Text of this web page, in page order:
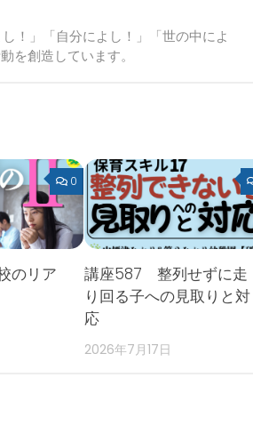
！」「自分によし！」「世の中によ
を創造しています。
0
のリア
講座587 整列せずに走
り回る子への見取りと対
応
2026年7月17日